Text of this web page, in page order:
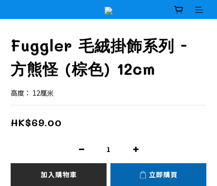
Fuggler 毛絨掛飾系列 -
方熊怪 (棕色) 12cm
高度： 12厘米
HK$69.00
加入購物車 立即購買